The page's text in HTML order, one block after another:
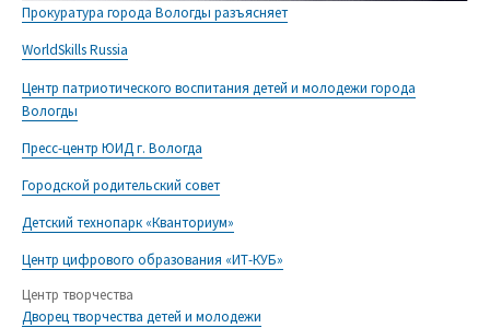
Прокуратура города Вологды разъясняет
WorldSkills Russia
Центр патриотического воспитания детей и молодежи города
Вологды
Пресс-центр ЮИД г. Вологда
Городской родительский совет
Детский технопарк «Кванториум»
Центр цифрового образования «ИТ-КУБ»
Центр творчества
Дворец творчества детей и молодежи